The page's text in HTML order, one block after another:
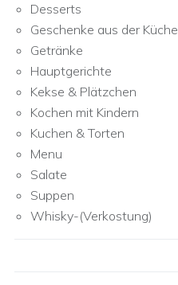
Desserts
Geschenke aus der Küche
Getränke
Hauptgerichte
Kekse & Plätzchen
Kochen mit Kindern
Kuchen & Torten
Menu
Salate
Suppen
Whisky-(Verkostung)